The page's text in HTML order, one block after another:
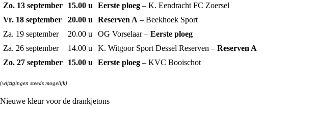
Zo. 13 september
15.00 u Eerste ploeg – K. Eendracht FC Zoersel
Vr. 18 september
20.00 u Reserven A – Beekhoek Sport
Za. 19 september
20.00 u OG Vorselaar – Eerste ploeg
Za. 26 september
14.00 u K. Witgoor Sport Dessel Reserven – Reserven A
Zo. 27 september
15.00 u Eerste ploeg – KVC Booischot
(wijzigingen steeds mogelijk)
Nieuwe kleur voor de drankjetons